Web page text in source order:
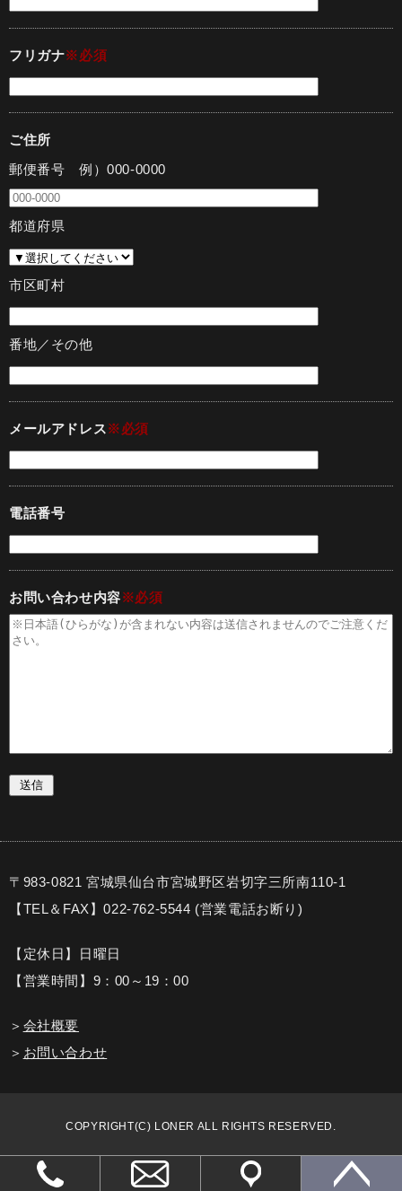
フリガナ※必須
ご住所
郵便番号 例）000-0000
都道府県
市区町村
番地／その他
メールアドレス※必須
電話番号
お問い合わせ内容※必須
〒983-0821 宮城県仙台市宮城野区岩切字三所南110-1
【TEL＆FAX】022-762-5544 (営業電話お断り)
【定休日】日曜日
【営業時間】9：00～19：00
＞ 会社概要
＞ お問い合わせ
COPYRIGHT(C) LONER ALL RIGHTS RESERVED.